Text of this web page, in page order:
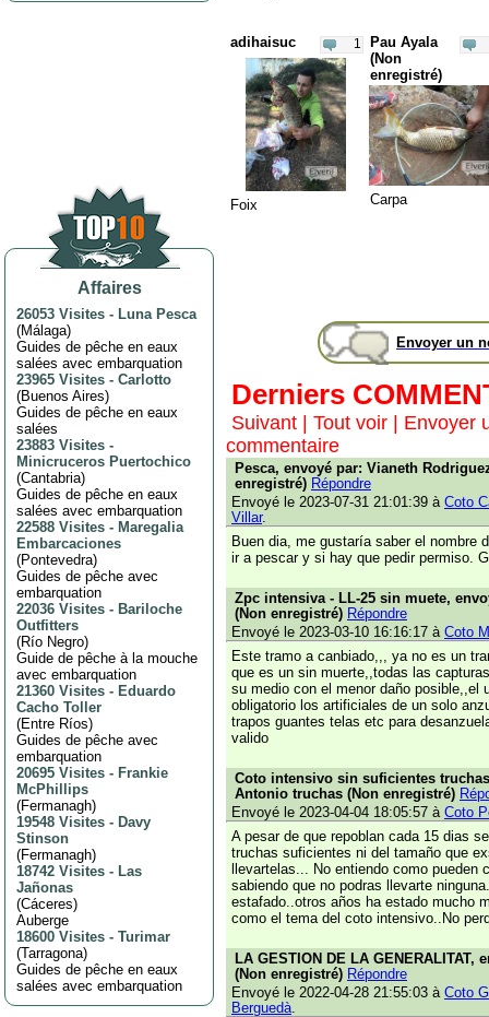
Affaires
26053 Visites - Luna Pesca
(Málaga)
Guides de pêche en eaux
salées avec embarquation
23965 Visites - Carlotto
(Buenos Aires)
Guides de pêche en eaux
salées
23883 Visites -
Minicruceros Puertochico
(Cantabria)
Guides de pêche en eaux
salées avec embarquation
22588 Visites - Maregalia
Embarcaciones
(Pontevedra)
Guides de pêche avec
embarquation
22036 Visites - Bariloche
Outfitters
(Río Negro)
Guide de pêche à la mouche
avec embarquation
21360 Visites - Eduardo
Cacho Toller
(Entre Ríos)
Guides de pêche avec
embarquation
20695 Visites - Frankie
McPhillips
(Fermanagh)
19548 Visites - Davy
Stinson
(Fermanagh)
18742 Visites - Las
Jañonas
(Cáceres)
Auberge
18600 Visites - Turimar
(Tarragona)
Guides de pêche en eaux
salées avec embarquation
1
adihaisuc
Foix
Pau Ayala
(Non
enregistré)
Carpa
Envoyer un
Derniers
Suivant Tout voir
Envoyer
commentaire
Pesca, envoyé par: Vianeth
enregistré) Répondre
Envoyé le 2023-07-31 21:01:39 à Coto
Villar.
Buen dia, me gustaría saber el nombre
ir a pescar y si hay que pedir permiso.
Zpc intensiva - LL-25 sin muete,
(Non enregistré) Répondre
Envoyé le 2023-03-10 16:16:17 à Coto
Este tramo a canbiado,,, ya no es un
que es un sin muerte,,todas las
su medio con el menor daño posible,,el
obligatorio los artificiales de un solo
trapos guantes telas etc para
valido
Coto intensivo sin suficientes
Antonio truchas (Non enregistré)
Envoyé le 2023-04-04 18:05:57 à Coto
A pesar de que repoblan cada 15 dias
truchas suficientes ni del tamaño que
llevartelas... No entiendo como pueden
sabiendo que no podras llevarte
estafado..otros años ha estado mucho
como el tema del coto intensivo..No
LA GESTION DE LA GENERALITAT,
(Non enregistré) Répondre
Envoyé le 2022-04-28 21:55:03 à Coto
Berguedà.